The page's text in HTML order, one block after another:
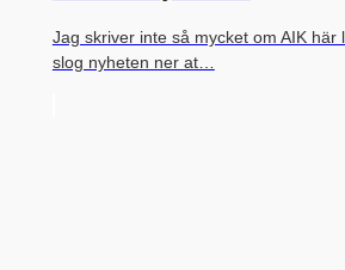
Jag skriver inte så mycket om AIK här
slog nyheten ner at…